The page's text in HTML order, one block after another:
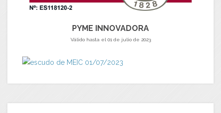
PYME INNOVADORA
Válido hasta el 01 de julio de 2023